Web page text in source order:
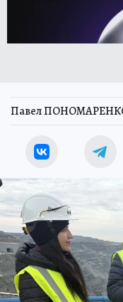
Павел